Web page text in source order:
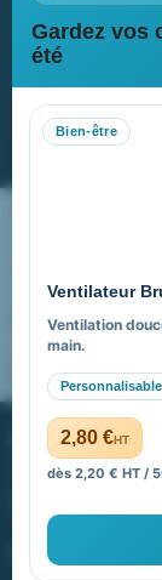
Gardez vos
été
Bien-être
Ventilateur
Ventilation
main.
2,80 €HT
dès 2,20 € HT /
Recevez nos
Nos
FAQ sur
Pourquoi ça a
PROMENOCH
40 rue